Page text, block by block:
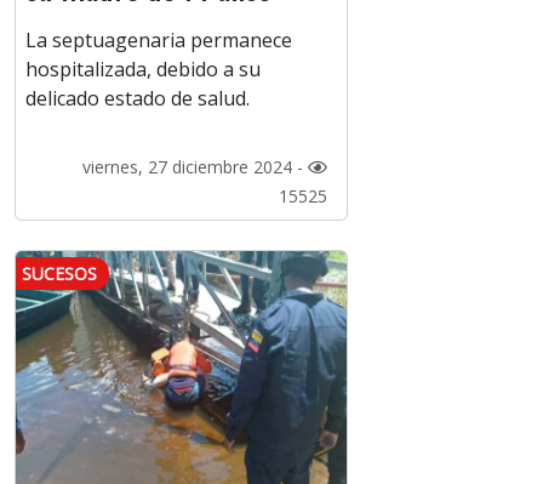
La septuagenaria permanece
hospitalizada, debido a su
delicado estado de salud.
viernes, 27 diciembre 2024 -
15525
SUCESOS